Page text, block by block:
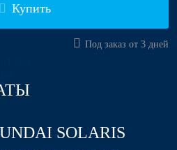
Купить
Под заказ от 3 дней
SOLARIS